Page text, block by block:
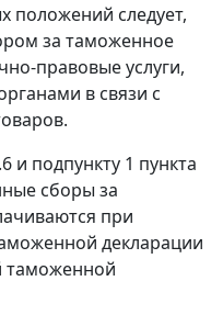
положений следует,
за таможенное
правовые услуги,
в связи с
и подпункту 1 пункта
сборы за
при
декларации
таможенной